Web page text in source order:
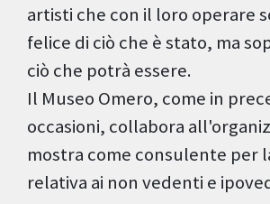
artisti che con il loro operare
felice di ciò che è stato, ma
ciò che potrà essere.
Il Museo Omero, come in
occasioni, collabora
mostra come consulente per
relativa ai non vedenti e